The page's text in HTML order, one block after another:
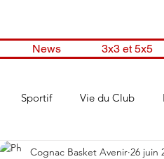
News 3x3 et 5x5
Sportif Vie du Club
Cognac Basket Avenir 26 juin